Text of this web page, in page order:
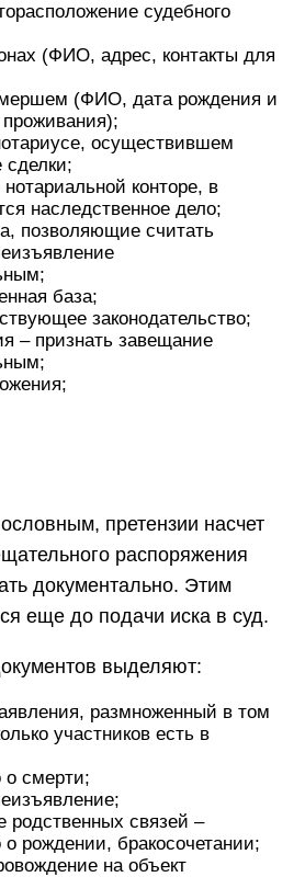
судебного
(ФИО, адрес, контакты для
(ФИО, дата рождения и
осуществившем
сделки;
конторе, в
наследственное дело;
позволяющие считать
база;
законодательство;
– признать завещание
претензии насчет
распоряжения
документально. Этим
еще до подачи иска в суд.
выделяют:
размноженный в том
участников есть в
о смерти;
родственных связей –
о рождении, бракосочетании;
на объект